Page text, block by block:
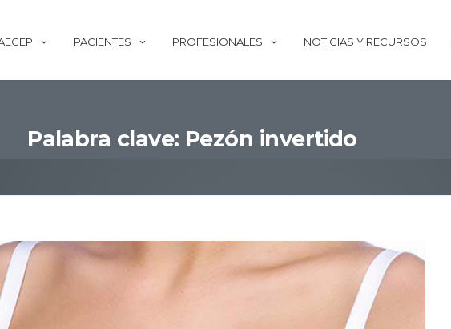
PACIENTES PROFESIONALES NOTICIAS Y RECURSOS
Palabra clave: Pezón invertido